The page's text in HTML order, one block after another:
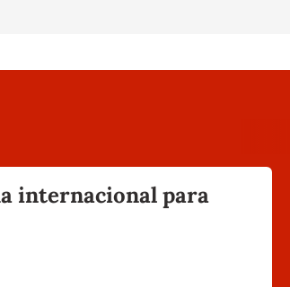
internacional para